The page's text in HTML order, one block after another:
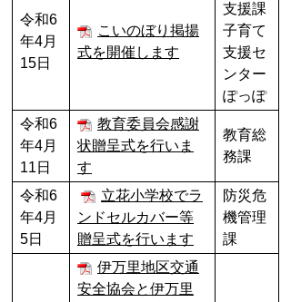
令和6
年4月
15日
こいのぼり掲揚
式を開催します
支援課
子育て
支援セ
ンター
ぽっぽ
令和6
年4月
11日
教育委員会感謝
状贈呈式を行いま
す
教育総
務課
令和6
年4月
5日
立花小学校でラ
ンドセルカバー等
贈呈式を行います
防災危
機管理
課
伊万里地区交通
安全協会と伊万里